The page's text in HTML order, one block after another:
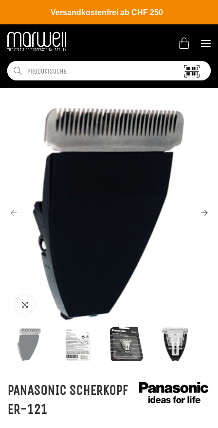
Versandkostenfrei ab CHF 250
Shop Brands Panasonic
PANASONIC SCHERKOPF
ER-121